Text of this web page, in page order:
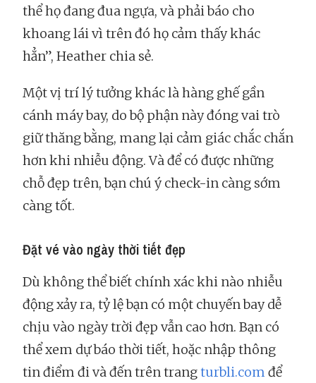
thể họ đang đua ngựa, và phải báo cho
khoang lái vì trên đó họ cảm thấy khác
hẳn”, Heather chia sẻ.
Một vị trí lý tưởng khác là hàng ghế gần
cánh máy bay, do bộ phận này đóng vai trò
giữ thăng bằng, mang lại cảm giác chắc chắn
hơn khi nhiễu động. Và để có được những
chỗ đẹp trên, bạn chú ý check-in càng sớm
càng tốt.
Đặt vé vào ngày thời tiết đẹp
Dù không thể biết chính xác khi nào nhiễu
động xảy ra, tỷ lệ bạn có một chuyến bay dễ
chịu vào ngày trời đẹp vẫn cao hơn. Bạn có
thể xem dự báo thời tiết, hoặc nhập thông
tin điểm đi và đến trên trangturbli.com để